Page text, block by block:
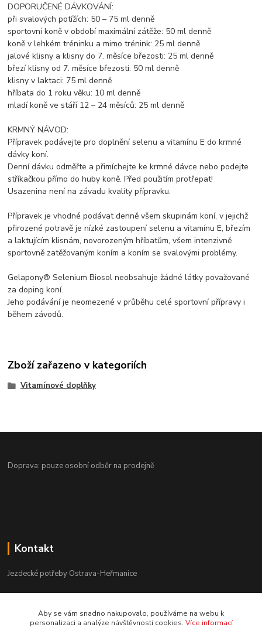
DOPORUČENÉ DÁVKOVÁNÍ:
při svalových potížích: 50 – 75 ml denně
sportovní koně v období maximální zátěže: 50 ml denně
koně v lehkém tréninku a mimo trénink: 25 ml denně
jalové klisny a klisny do 7. měsíce březosti: 25 ml denně
březí klisny od 7. měsíce březosti: 50 ml denně
klisny v laktaci: 75 ml denně
hříbata do 1 roku věku: 10 ml denně
mladí koně ve stáří 12 – 24 měsíců: 25 ml denně
KRMNÝ NÁVOD:
Přípravek podávejte pro doplnění selenu a vitamínu E do krmné
dávky koní.
Denní dávku odměřte a přimíchejte ke krmné dávce nebo podejte
stříkačkou přímo do huby koně. Před použitím protřepat!
Usazenina není na závadu kvality přípravku.
Přípravek je vhodné podávat denně všem skupinám koní, v jejichž
přirozené potravě je nízké zastoupení selenu a vitamínu E, březím
a laktujícím klisnám, novorozeným hříbatům, všem intenzivně
sportovně zatěžovaným koním a koním se svalovými problémy.
Gelapony® Selenium Biosol neobsahuje žádné látky považované
za doping koní.
Jeho podávání je neomezené v průběhu celé sportovní přípravy i
během závodů.
Zboží zařazeno v kategoriích
Vitamínové doplňky
Doprava: pouze osobní odběr na prodejně
Kontakt
Jezdecké potřeby Ostrava-Heřmanice
Po-Pá 9:30 - 17:30
Aby se vám snadno nakupovalo, používáme na webu k
personalizaci a analýze návštěvnosti cookies. Více informací